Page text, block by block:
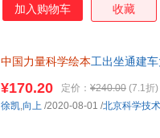
加入购物车 收藏
中国力量科学绘本工出坐通建
¥170.20 定价： ¥240.00 (7.1折)
徐凯,向上 /2020-08-01 /北京科学技